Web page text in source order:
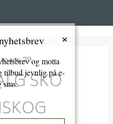
29
SKO
×
og motta
tilbud jevnlig på e-
sms.